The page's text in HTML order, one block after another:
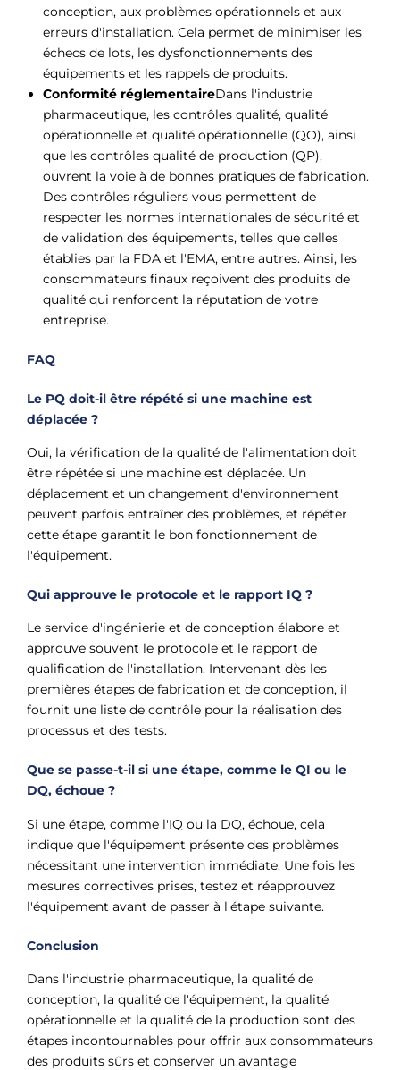
conception, aux problèmes opérationnels et aux
erreurs d'installation. Cela permet de minimiser les
échecs de lots, les dysfonctionnements des
équipements et les rappels de produits.
Conformité réglementaireDans l'industrie
pharmaceutique, les contrôles qualité, qualité
opérationnelle et qualité opérationnelle (QO), ainsi
que les contrôles qualité de production (QP),
ouvrent la voie à de bonnes pratiques de fabrication.
Des contrôles réguliers vous permettent de
respecter les normes internationales de sécurité et
de validation des équipements, telles que celles
établies par la FDA et l'EMA, entre autres. Ainsi, les
consommateurs finaux reçoivent des produits de
qualité qui renforcent la réputation de votre
entreprise.
FAQ
Le PQ doit-il être répété si une machine est
déplacée ?
Oui, la vérification de la qualité de l'alimentation doit
être répétée si une machine est déplacée. Un
déplacement et un changement d'environnement
peuvent parfois entraîner des problèmes, et répéter
cette étape garantit le bon fonctionnement de
l'équipement.
Qui approuve le protocole et le rapport IQ ?
Le service d'ingénierie et de conception élabore et
approuve souvent le protocole et le rapport de
qualification de l'installation. Intervenant dès les
premières étapes de fabrication et de conception, il
fournit une liste de contrôle pour la réalisation des
processus et des tests.
Que se passe-t-il si une étape, comme le QI ou le
DQ, échoue ?
Si une étape, comme l'IQ ou la DQ, échoue, cela
indique que l'équipement présente des problèmes
nécessitant une intervention immédiate. Une fois les
mesures correctives prises, testez et réapprouvez
l'équipement avant de passer à l'étape suivante.
Conclusion
Dans l'industrie pharmaceutique, la qualité de
conception, la qualité de l'équipement, la qualité
opérationnelle et la qualité de la production sont des
étapes incontournables pour offrir aux consommateurs
des produits sûrs et conserver un avantage